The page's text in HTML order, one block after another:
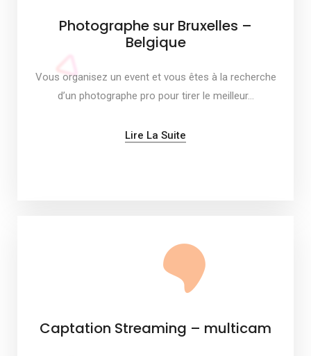
Photographe sur Bruxelles –
Belgique
Vous organisez un event et vous êtes à la recherche
d’un photographe pro pour tirer le meilleur…
Lire La Suite
Captation Streaming – multicam